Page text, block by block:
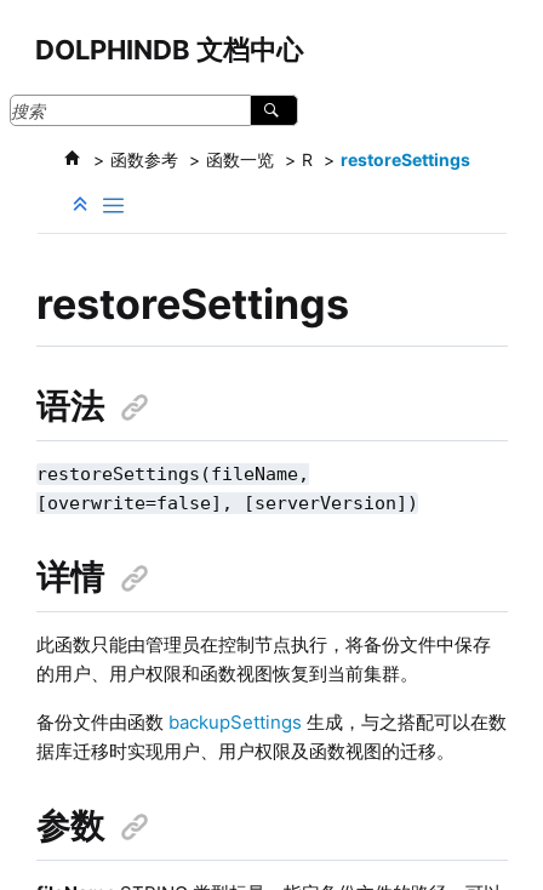
DOLPHINDB 文档中心
函数参考 函数一览 R restoreSettings
restoreSettings
语法
restoreSettings(fileName,
[overwrite=false], [serverVersion])
详情
此函数只能由管理员在控制节点执行，将备份文件中保存
的用户、用户权限和函数视图恢复到当前集群。
备份文件由函数 backupSettings 生成，与之搭配可以在数
据库迁移时实现用户、用户权限及函数视图的迁移。
参数